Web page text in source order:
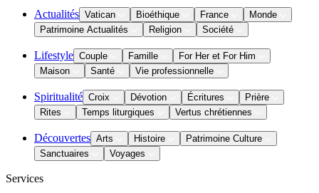
Actualités Vatican Bioéthique France
Monde
Patrimoine Actualités
Religion Société
Lifestyle Couple Famille
For Her et For Him
Maison
Santé Vie professionnelle
Spiritualité Croix Dévotion Écritures
Prière
Rites
Temps liturgiques Vertus chrétiennes
Découvertes Arts Histoire
Patrimoine Culture
Sanctuaires
Voyages
Services